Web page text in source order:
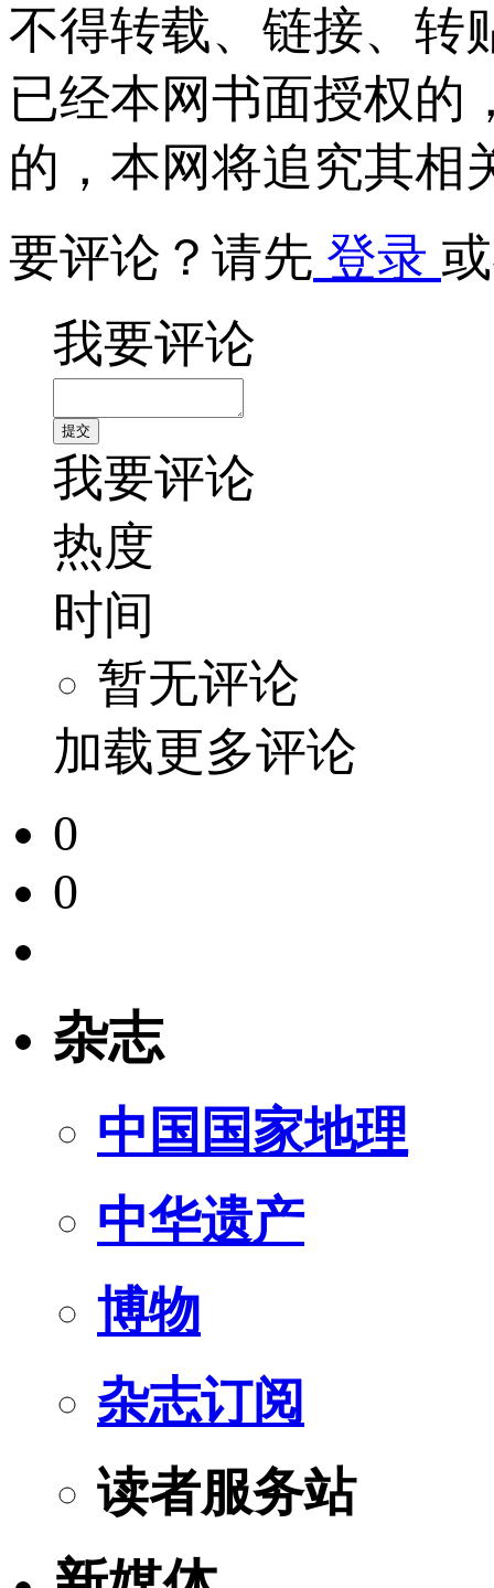
不得转载、链接、转
已经本网书面授权的
的，本网将追究其相
要评论？请先 登录
我要评论
我要评论
热度
时间
暂无评论
加载更多评论
0
0
杂志
中国国家地理
中华遗产
博物
杂志订阅
读者服务站